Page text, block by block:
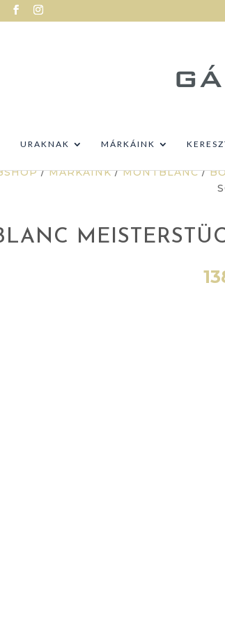
URAKNAK MÁRKÁINK
/MÁRKÁINK/MONTBLANC/